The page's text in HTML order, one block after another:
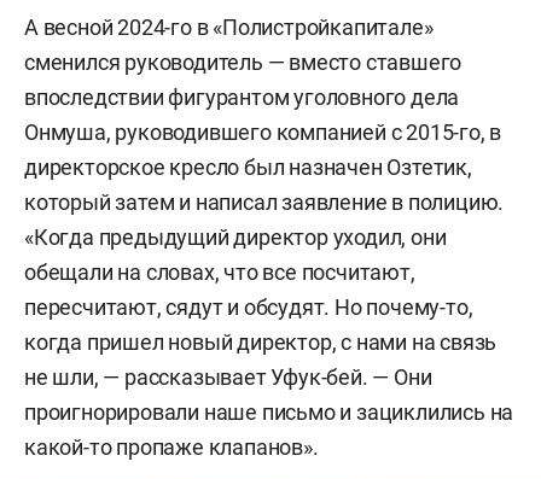
Сургуте недостоверны, и в 2023 году ее
исключили из ЕГРЮЛ.
Действующее ООО «Эльба» было
зарегистрировано в 2019 году с пропиской на
улице Шмидта, основной профиль ее
деятельности — строительство зданий, уставной
капитал — 15 тыс. рублей. Фирма стабильно
работает в плюс. Так, в 2021 году (более ранних
данных нет) она получила 399 тыс. чистой
прибыли при выручке в 92 млн рублей, в 2022-м
— 100 тыс. при выручке в 125 млн рублей, в 2023-
м — почти 1 млн рублей прибыли при выручке в
177 млн, а по итогам 2024-го «Эльба» вышла в
А весной 2024-го в «Полистройкапитале»
сменился руководитель — вместо ставшего
впоследствии фигурантом уголовного дела
Онмуша, руководившего компанией с 2015-го, в
директорское кресло был назначен Озтетик,
который затем и написал заявление в полицию.
«Когда предыдущий директор уходил, они
обещали на словах, что все посчитают,
пересчитают, сядут и обсудят. Но почему-то,
когда пришел новый директор, с нами на связь
не шли, — рассказывает Уфук-бей. — Они
проигнорировали наше письмо и зациклились на
какой-то пропаже клапанов».